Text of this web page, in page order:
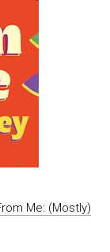
Me: (Mostly)